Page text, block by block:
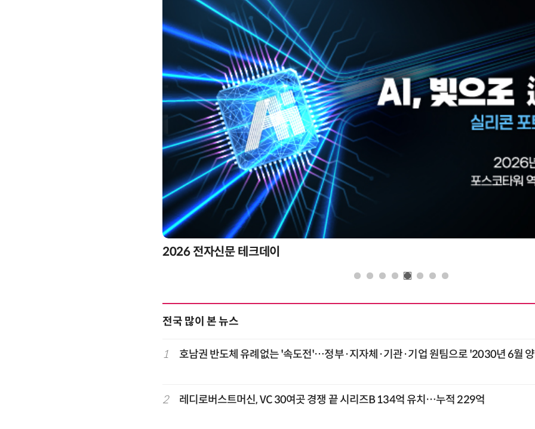
제8회 AI정부 혁신 콘퍼런스
전국 많이 본 뉴스
1 호남권 반도체 유례없는 '속도전'…정부·지자체·기관·기업 원팀으로 '2030년 6월
2 레디로버스트머신, VC 30여곳 경쟁 끝 시리즈B 134억 유치…누적 229억